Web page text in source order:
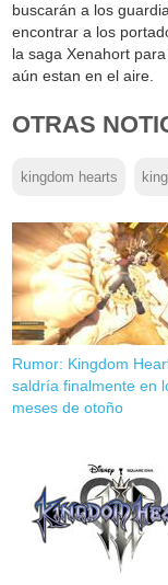
buscarán a los
encontrar a los
la saga Xenahort
aún estan en el aire.
OTRAS
kingdom hearts
Rumor: Kingdom
saldría finalmente en
meses de otoño